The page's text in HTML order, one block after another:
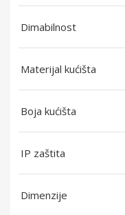
Dimabilnost
Materijal kućišta
Boja kućišta
IP zaštita
Dimenzije